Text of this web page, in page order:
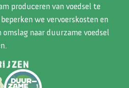
produceren van voedsel te
we vervoerskosten en
naar duurzame voedsel